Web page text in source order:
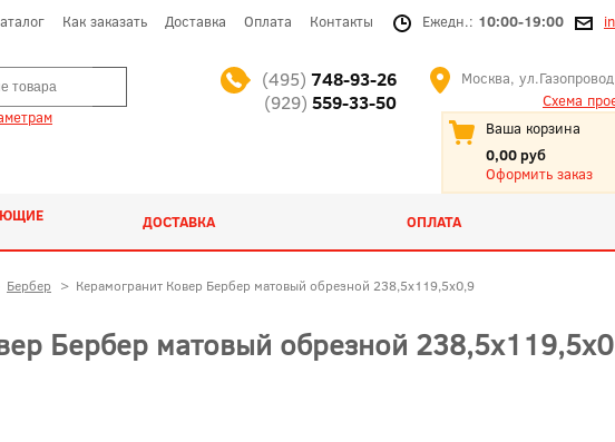
Как заказать Доставка Оплата Контакты Ежедн.: 10:00-19:00
(495) 748-93-26
(929) 559-33-50
Москва,
Схема
Ваша корзина
0,00 руб
Оформить заказ
ДОСТАВКА ОПЛАТА
Бербер > Керамогранит Ковер Бербер матовый обрезной 238,5x119,5x0,9
Бербер матовый обрезной